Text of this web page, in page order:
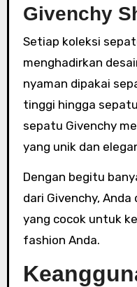
Givenchy
Setiap koleksi
menghadirkan
nyaman dipakai
tinggi hingga
sepatu Givenchy
yang unik dan
Dengan begitu
dari Givenchy,
yang cocok untuk
fashion Anda.